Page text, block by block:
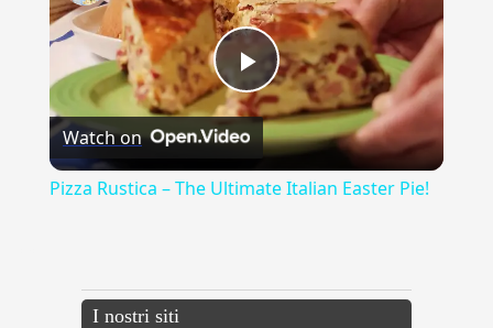
Play
Video
Watch on
Pizza Rustica – The Ultimate Italian Easter Pie!
I nostri siti